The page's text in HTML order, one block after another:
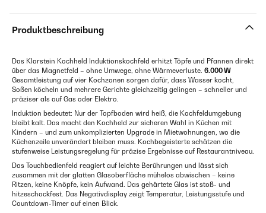
Produktbeschreibung
Das Klarstein Kochheld Induktionskochfeld erhitzt Töpfe und Pfannen direkt
über das Magnetfeld – ohne Umwege, ohne Wärmeverluste. 6.000 W
Gesamtleistung auf vier Kochzonen sorgen dafür, dass Wasser kocht,
Soßen köcheln und mehrere Gerichte gleichzeitig gelingen – schneller und
präziser als auf Gas oder Elektro.
Induktion bedeutet: Nur der Topfboden wird heiß, die Kochfeldumgebung
bleibt kalt. Das macht den Kochheld zur sicheren Wahl in Küchen mit
Kindern – und zum unkomplizierten Upgrade in Mietwohnungen, wo die
Küchenzeile unverändert bleiben muss. Kochbegeisterte schätzen die
stufenweise Leistungsregelung für präzise Ergebnisse auf Restaurantniveau.
Das Touchbedienfeld reagiert auf leichte Berührungen und lässt sich
zusammen mit der glatten Glasoberfläche mühelos abwischen – keine
Ritzen, keine Knöpfe, kein Aufwand. Das gehärtete Glas ist stoß- und
hitzeschockfest. Das Negativdisplay zeigt Temperatur, Leistungsstufe und
Countdown-Timer auf einen Blick.